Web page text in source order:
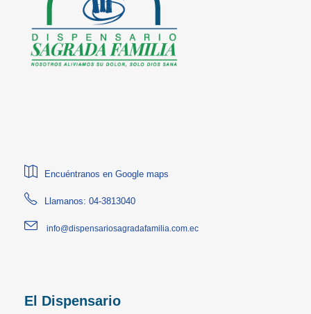
Encuéntranos en Google maps
Llamanos: 04-3813040
info@dispensariosagradafamilia.com.ec
El Dispensario